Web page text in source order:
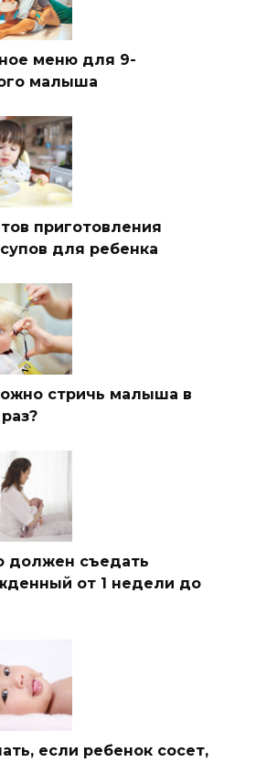
меню для 9-
малыша
приготовления
для ребенка
стричь малыша в
должен съедать
от 1 недели до
если ребенок сосет,